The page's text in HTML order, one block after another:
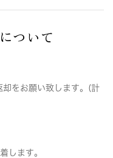
ついて
却をお願い致します。(計
します。